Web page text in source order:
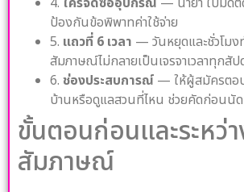
ป้องกันข้อพิพาทค่าใช้จ่าย
5. แถวที่ 6 เวลา — วันหยุดและชั่วโมง
สัมภาษณ์ไม่กลายเป็นเจรจาเวลาทุกสัป
6. ช่องประสบการณ์ — ให้ผู้สมัครตอ
บ้านหรือดูแลสวนที่ไหน ช่วยคัดก่อนนัด
ขั้นตอนก่อนและระหว่
สัมภาษณ์